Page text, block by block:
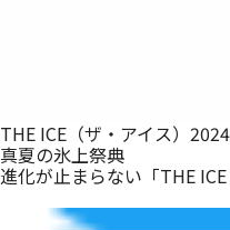
THE ICE（ザ・アイス）
真夏の氷上祭典
進化が止まらない「THE